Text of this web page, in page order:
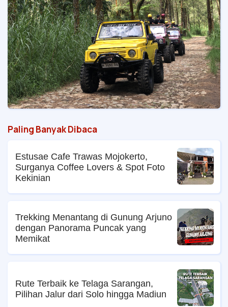
Paling Banyak Dibaca
Estusae Cafe Trawas Mojokerto,
Surganya Coffee Lovers & Spot Foto
Kekinian
Trekking Menantang di Gunung Arjuno
dengan Panorama Puncak yang
Memikat
Rute Terbaik ke Telaga Sarangan,
Pilihan Jalur dari Solo hingga Madiun